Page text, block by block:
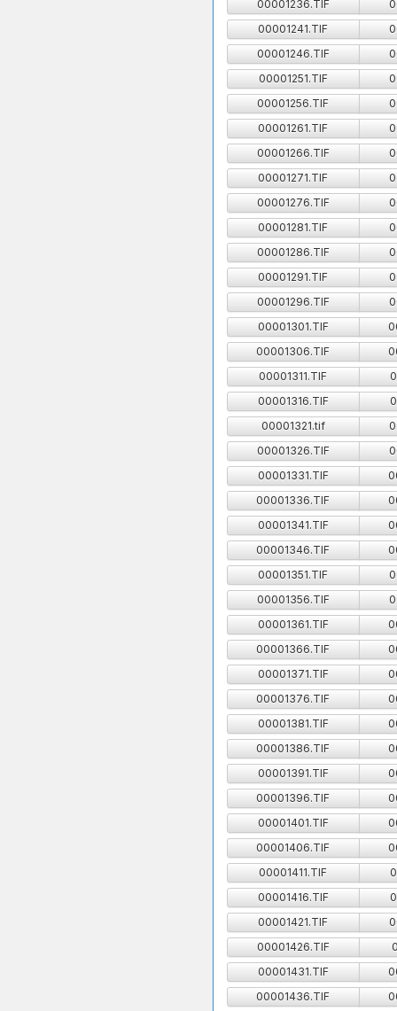
00001236.TIF
00001241.TIF
00001246.TIF
00001251.TIF
00001256.TIF
00001261.TIF
00001266.TIF
00001271.TIF
00001276.TIF
00001281.TIF
00001286.TIF
00001291.TIF
00001296.TIF
00001301.TIF
00001306.TIF
00001311.TIF
00001316.TIF
00001321.tif
00001326.TIF
00001331.TIF
00001336.TIF
00001341.TIF
00001346.TIF
00001351.TIF
00001356.TIF
00001361.TIF
00001366.TIF
00001371.TIF
00001376.TIF
00001381.TIF
00001386.TIF
00001391.TIF
00001396.TIF
00001401.TIF
00001406.TIF
00001411.TIF
00001416.TIF
00001421.TIF
00001426.TIF
00001431.TIF
00001436.TIF